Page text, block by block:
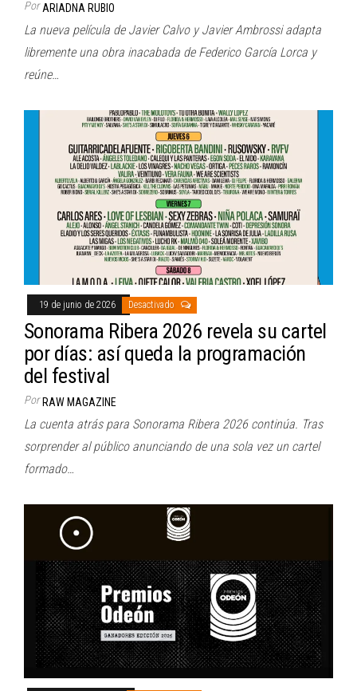
Por ARIADNA RUBIO
La nueva película de Javier Calvo y Javier Ambrossi adapta
libremente una obra inacabada de Federico García Lorca y
reúne…
19 de junio de 2026 Desactivado
Sonorama Ribera 2026 revela su cartel
por días: así queda la programación
del festival
Por RAW MAGAZINE
La cuenta atrás para Sonorama Ribera 2026 continúa. Tras
sorprender al público anunciando de una sola vez un cartel
formado…